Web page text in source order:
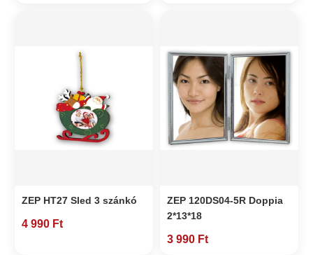
ZEP HT27 Sled 3 szánkó
4 990 Ft
ZEP 120DS04-5R Doppia
2*13*18
3 990 Ft